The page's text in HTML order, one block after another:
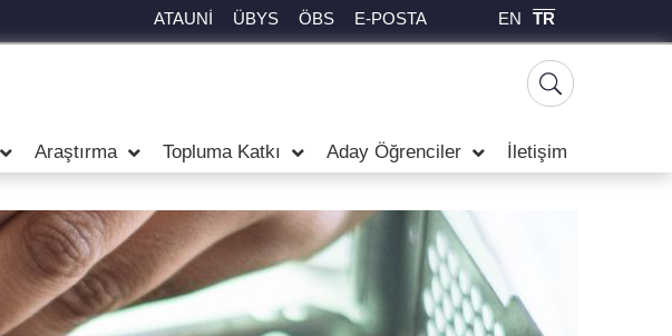
ATAUNİ ÜBYS ÖBS E-POSTA EN TR
Araştırma Topluma Katkı Aday Öğrenciler İletişim